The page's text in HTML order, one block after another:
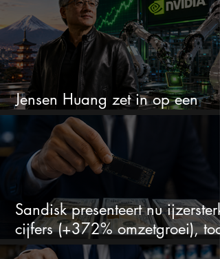
Jensen Huang zet in op een
aandeel dat bijna niemand kent
Sandisk presenteert nu
cijfers (+372% omzetgroei), toch
zakt het aandeel weg